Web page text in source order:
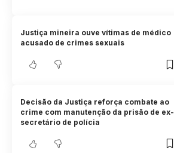
Justiça mineira ouve vítimas de médico
acusado de crimes sexuais
Decisão da Justiça reforça combate ao
crime com manutenção da prisão de ex-
secretário de polícia